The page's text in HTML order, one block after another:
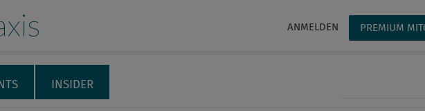
ANMELDEN PREMIUM
INSIDER